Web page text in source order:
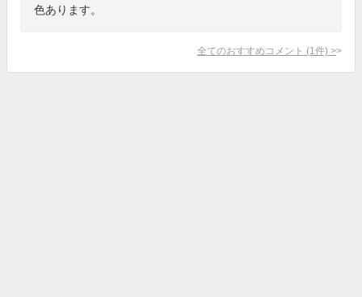
色あります。
全てのおすすめコメント (1 件) >